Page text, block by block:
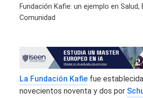
Fundación Kafie: un ejemplo en Salud,
Comunidad
La Fundación Kafie fue establecida
novecientos noventa y dos por